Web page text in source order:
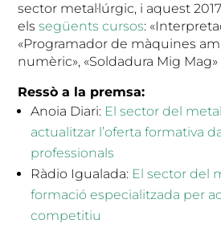
sector metal·lúrgic, i aquest
elssegüents cursos:
«Programador de màquines
numèric», «Soldadura Mig Mag»
Ressò a la premsa:
Anoia Diari: El sector del
actualitzar l’oferta formativa
professionals
Ràdio Igualada: El sector del
formació especialitzada per
competitiu